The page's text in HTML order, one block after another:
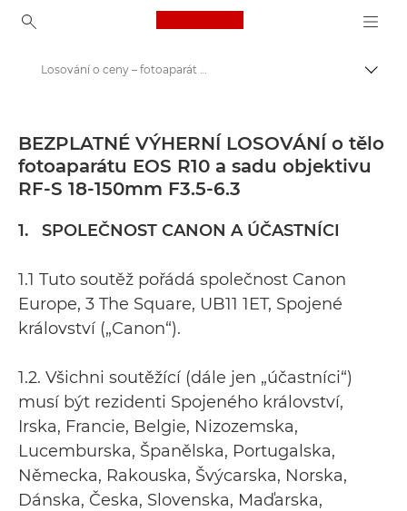
Canon Logo, back to
Losování o ceny – fotoaparát EOS R10 a objektiv RF-S 18-150mm F3.5-6.3
BEZPLATNÉ VÝHERNÍ LOSOVÁNÍ o tělo
fotoaparátu EOS R10 a sadu objektivu
RF-S 18-150mm F3.5-6.3
1. SPOLEČNOST CANON A ÚČASTNÍCI
1.1 Tuto soutěž pořádá společnost Canon
Europe, 3 The Square, UB11 1ET, Spojené
království („Canon“).
1.2. Všichni soutěžící (dále jen „účastníci“)
musí být rezidenti Spojeného království,
Irska, Francie, Belgie, Nizozemska,
Lucemburska, Španělska, Portugalska,
Německa, Rakouska, Švýcarska, Norska,
Dánska, Česka, Slovenska, Maďarska,